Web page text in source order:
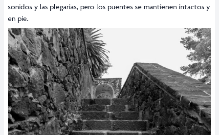
sonidos y las plegarias, pero los puentes se mantienen intactos y
en pie.